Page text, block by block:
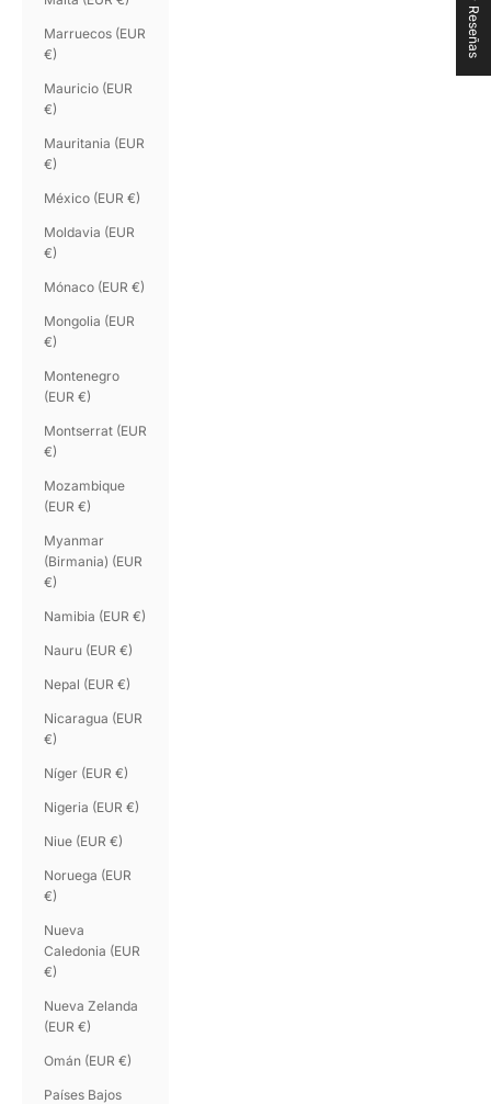
Marruecos (EUR
€)
Mauricio (EUR
€)
Mauritania (EUR
€)
México (EUR €)
Moldavia (EUR
€)
Mónaco (EUR €)
Mongolia (EUR
€)
Montenegro
(EUR €)
Montserrat (EUR
€)
Mozambique
(EUR €)
Myanmar
(Birmania) (EUR
€)
Namibia (EUR €)
Nauru (EUR €)
Nepal (EUR €)
Nicaragua (EUR
€)
Níger (EUR €)
Nigeria (EUR €)
Niue (EUR €)
Noruega (EUR
€)
Nueva
Caledonia (EUR
€)
Nueva Zelanda
(EUR €)
Omán (EUR €)
Países Bajos
★ Reseñas